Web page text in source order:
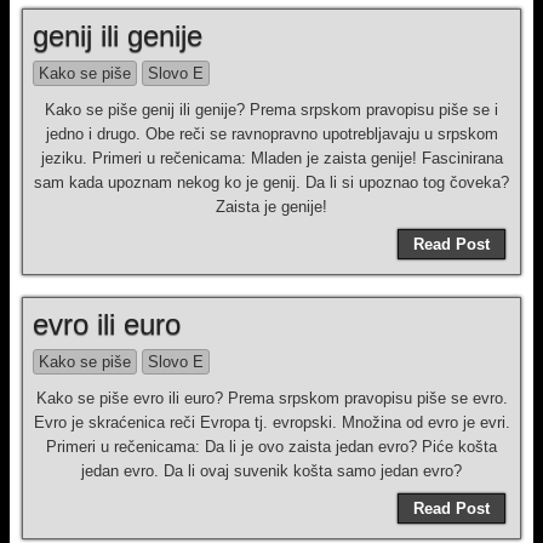
genij ili genije
Kako se piše
Slovo E
Kako se piše genij ili genije? Prema srpskom pravopisu piše se i
jedno i drugo. Obe reči se ravnopravno upotrebljavaju u srpskom
jeziku. Primeri u rečenicama: Mladen je zaista genije! Fascinirana
sam kada upoznam nekog ko je genij. Da li si upoznao tog čoveka?
Zaista je genije!
Read Post
evro ili euro
Kako se piše
Slovo E
Kako se piše evro ili euro? Prema srpskom pravopisu piše se evro.
Evro je skraćenica reči Evropa tj. evropski. Množina od evro je evri.
Primeri u rečenicama: Da li je ovo zaista jedan evro? Piće košta
jedan evro. Da li ovaj suvenik košta samo jedan evro?
Read Post